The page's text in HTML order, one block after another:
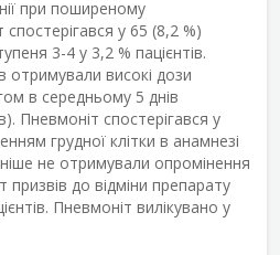
при поширеному
у 65 (8,2 %)
3-4 у 3,2 % пацієнтів.
отримували високі дози
в середньому 5 днів
Пневмоніт спостерігався у
грудної клітки в анамнезі
не отримували опромінення
призвів до відміни препарату
Пневмоніт вилікувано у